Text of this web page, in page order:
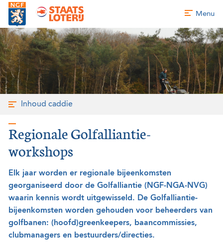
Menu
Inhoud caddie
Regionale Golfalliantie-
workshops
Elk jaar worden er regionale bijeenkomsten
georganiseerd door de Golfalliantie (NGF-NGA-NVG)
waarin kennis wordt uitgewisseld. De Golfalliantie-
bijeenkomsten worden gehouden voor beheerders van
golfbanen: (hoofd)greenkeepers, baancommissies,
clubmanagers en bestuurders/directies.